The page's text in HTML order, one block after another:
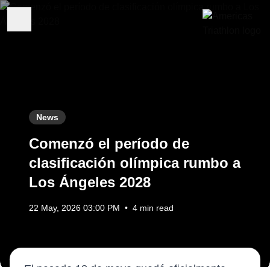
News
Comenzó el período de
clasificación olímpica rumbo a
Los Ángeles 2028
22 May, 2026 03:00 PM • 4 min read